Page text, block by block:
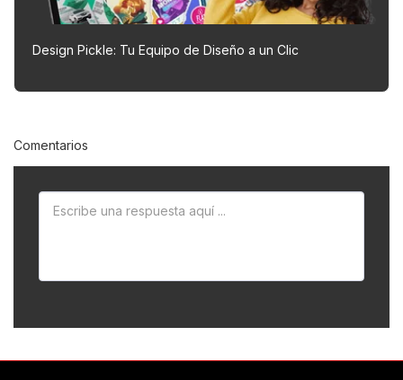
Design Pickle: Tu Equipo de Diseño a un Clic
Comentarios